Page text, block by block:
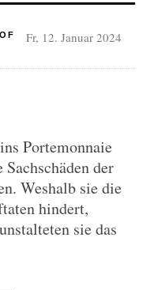
Fr, 12. Januar 2024
Portemonnaie
der
Weshalb sie die
hindert,
sie das